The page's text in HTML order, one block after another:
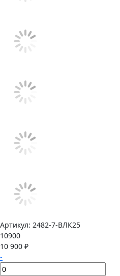
Артикул: 2482-7-ВЛК25
10900
10 900 ₽
-